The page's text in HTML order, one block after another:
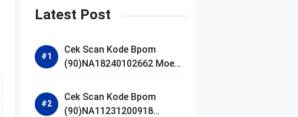
Latest Post
Cek Scan Kode Bpom
(90)NA18240102662 Moell
Skin Everytime Body
Lotion
Cek Scan Kode Bpom
(90)NA11231200918